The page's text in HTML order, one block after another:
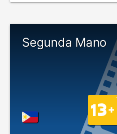
Segunda Mano